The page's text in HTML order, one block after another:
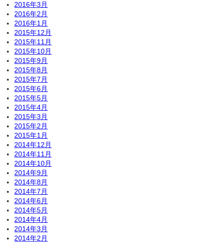
2016年3月
2016年2月
2016年1月
2015年12月
2015年11月
2015年10月
2015年9月
2015年8月
2015年7月
2015年6月
2015年5月
2015年4月
2015年3月
2015年2月
2015年1月
2014年12月
2014年11月
2014年10月
2014年9月
2014年8月
2014年7月
2014年6月
2014年5月
2014年4月
2014年3月
2014年2月